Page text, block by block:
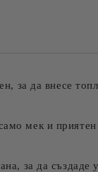
за да внесе
мек и
за да създаде